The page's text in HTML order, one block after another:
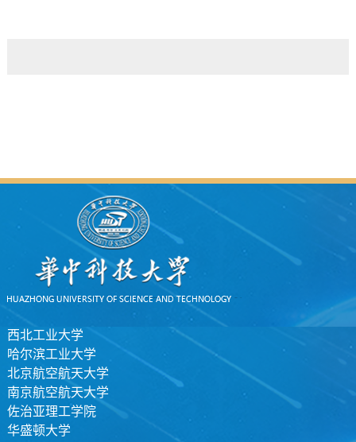
西北工业大学
哈尔滨工业大学
北京航空航天大学
南京航空航天大学
佐治亚理工学院
华盛顿大学